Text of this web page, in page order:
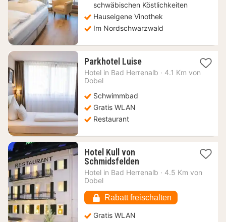
schwäbischen Köstlichkeiten
Hauseigene Vinothek
Im Nordschwarzwald
Parkhotel Luise1
Nacht
Hotel in Bad Herrenalb · 4.1 Km von
Dobel
Schwimmbad
Gratis WLAN
Restaurant
Hotel Kull von
Schmidsfelden1
Nacht
€
Hotel in Bad Herrenalb · 4.5 Km von
Dobel
Rabatt freischalten
Gratis WLAN